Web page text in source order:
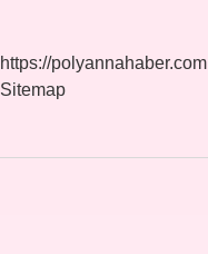
https://polyannahaber.com
Sitemap